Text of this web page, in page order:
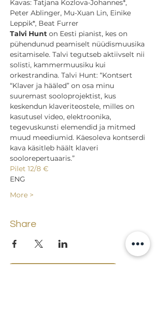
Kavas: Tatjana Kozlova-Johannes*,
Peter Ablinger, Mu-Xuan Lin, Einike
Leppik*, Beat Furrer
Talvi Hunt on Eesti pianist, kes on
pühendunud peamiselt nüüdismuusika
esitamisele. Talvi tegutseb aktiivselt nii
solisti, kammermuusiku kui
orkestrandina. Talvi Hunt: “Kontsert
“Klaver ja hääled” on osa minu
suuremast sooloprojektist, kus
keskendun klaveriteostele, milles on
kasutusel video, elektroonika,
tegevuskunsti elemendid ja mitmed
muud meediumid. Käesoleva kontserdi
kava käsitleb häält klaveri
soolorepertuaaris.”
Pilet 12/8 €
ENG
More >
Share